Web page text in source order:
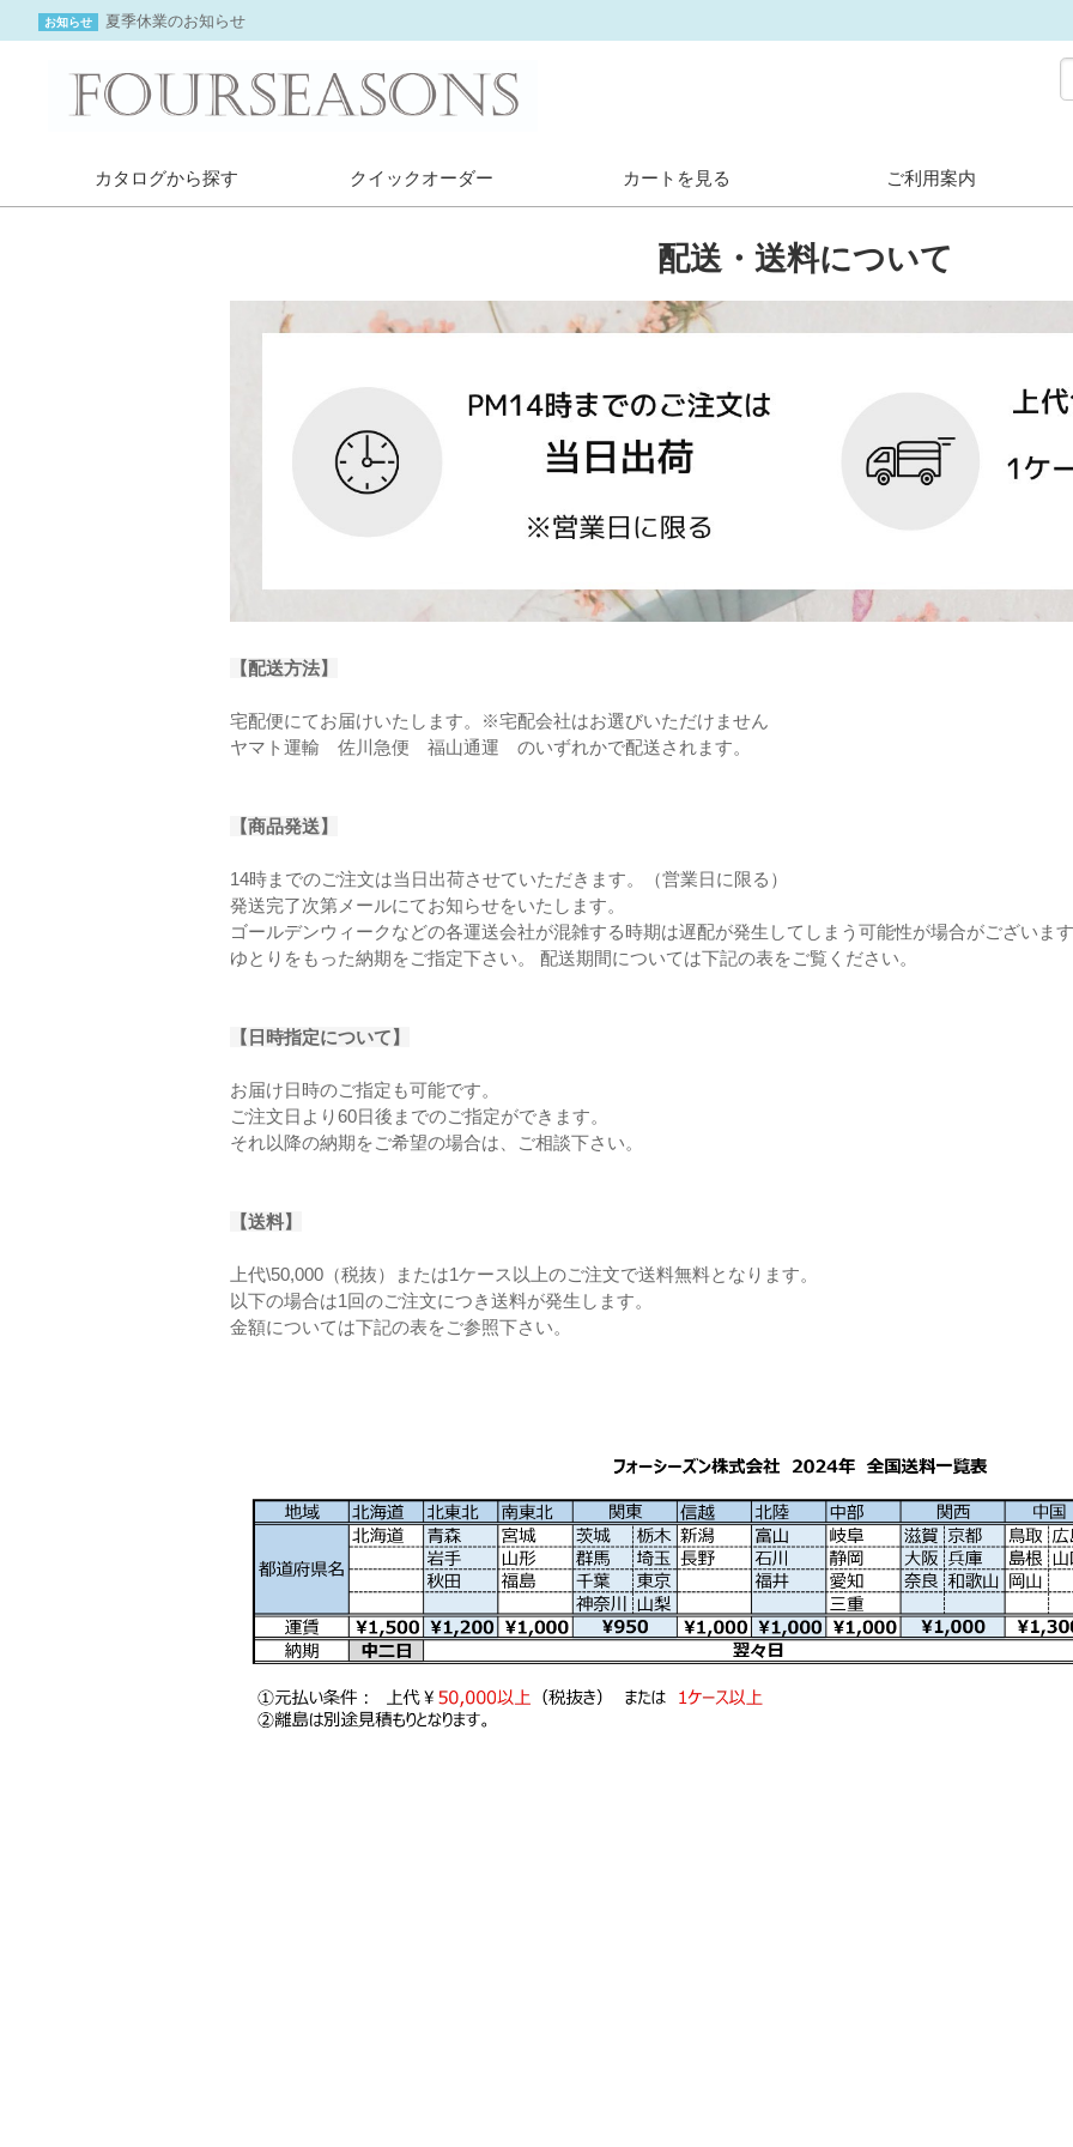
お知らせ 夏季休業のお知らせ
カタログから探す クイックオーダー カートを見る ご利用案内
配送・送料について
【配送方法】
宅配便にてお届けいたします。※宅配会社はお選びいただけません
ヤマト運輸 佐川急便 福山通運 のいずれかで配送されます。
【商品発送】
14時までのご注文は当日出荷させていただきます。（営業日に限る）
発送完了次第メールにてお知らせをいたします。
ゴールデンウィークなどの各運送会社が混雑する時期は遅配が発生してしまう可能性が場合がございま
ゆとりをもった納期をご指定下さい。 配送期間については下記の表をご覧ください。
【日時指定について】
お届け日時のご指定も可能です。
ご注文日より60日後までのご指定ができます。
それ以降の納期をご希望の場合は、ご相談下さい。
【送料】
上代\50,000（税抜）または1ケース以上のご注文で送料無料となります。
以下の場合は1回のご注文につき送料が発生します。
金額については下記の表をご参照下さい。